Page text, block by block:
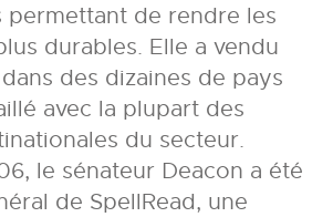
permettant de rendre les
durables. Elle a vendu
des dizaines de pays
avec la plupart des
du secteur.
le sénateur Deacon a été
de SpellRead, une